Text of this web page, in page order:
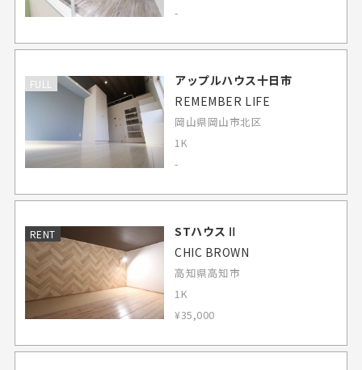
-
FULL
アップルハウス十日市
REMEMBER LIFE
岡山県岡山市北区
1K
-
RENT
STハウスⅡ
CHIC BROWN
高知県高知市
1K
¥35,000